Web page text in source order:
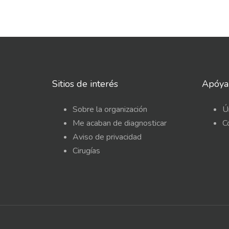
Sitios de interés
Sobre la organización
Me acaban de diagnosticar
Aviso de privacidad
Cirugías